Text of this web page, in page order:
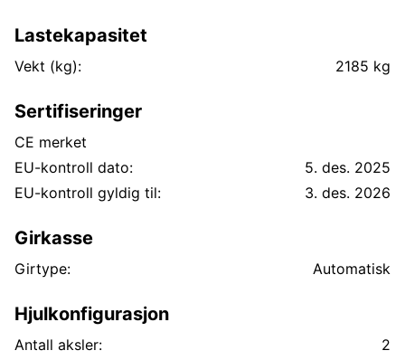
Lastekapasitet
Vekt (kg): 2185 kg
Sertifiseringer
CE merket
EU-kontroll dato:
5. des. 2025
EU-kontroll gyldig til:
3. des. 2026
Girkasse
Girtype: Automatisk
Hjulkonfigurasjon
Antall aksler:
2